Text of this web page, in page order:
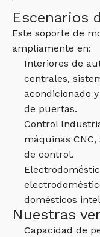
Escenarios
Este soporte de
ampliamente en:
Interiores de
centrales,
acondicionado
de puertas.
Control
máquinas
de control.
domésticos
Nuestras
Capacidad de